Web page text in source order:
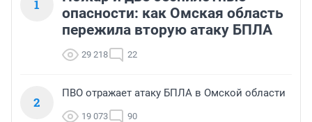
1
опасности: как Омская область
пережила вторую атаку БПЛА
29 218 22
2
ПВО отражает атаку БПЛА в Омской области
19 073 90